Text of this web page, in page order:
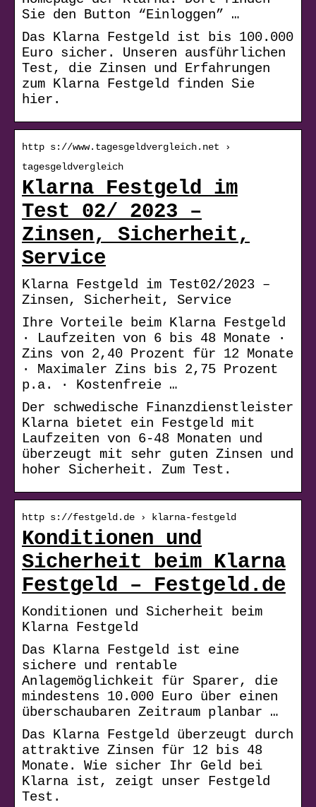
Sie den Button “Einloggen” …
Das Klarna Festgeld ist bis 100.000
Euro sicher. Unseren ausführlichen
Test, die Zinsen und Erfahrungen
zum Klarna Festgeld finden Sie
hier.
http s://www.tagesgeldvergleich.net ›
tagesgeldvergleich
Klarna Festgeld im
Test 02/ 2023 –
Zinsen, Sicherheit,
Service
Klarna Festgeld im Test02/2023 –
Zinsen, Sicherheit, Service
Ihre Vorteile beim Klarna Festgeld
· Laufzeiten von 6 bis 48 Monate ·
Zins von 2,40 Prozent für 12 Monate
· Maximaler Zins bis 2,75 Prozent
p.a. · Kostenfreie …
Der schwedische Finanzdienstleister
Klarna bietet ein Festgeld mit
Laufzeiten von 6-48 Monaten und
überzeugt mit sehr guten Zinsen und
hoher Sicherheit. Zum Test.
http s://festgeld.de › klarna-festgeld
Konditionen und
Sicherheit beim Klarna
Festgeld – Festgeld.de
Konditionen und Sicherheit beim
Klarna Festgeld
Das Klarna Festgeld ist eine
sichere und rentable
Anlagemöglichkeit für Sparer, die
mindestens 10.000 Euro über einen
überschaubaren Zeitraum planbar …
Das Klarna Festgeld überzeugt durch
attraktive Zinsen für 12 bis 48
Monate. Wie sicher Ihr Geld bei
Klarna ist, zeigt unser Festgeld
Test.